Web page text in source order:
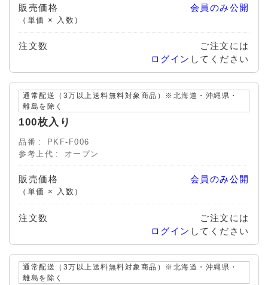
販売価格
（単価 × 入数）
会員のみ公開
注文数
ご注文には
ログイン してください
通常配送（3万以上送料無料対象商品）※北海道・沖縄県・
離島を除く
100枚入り
品番
PKF-F006
参考上代
オープン
販売価格
（単価 × 入数）
会員のみ公開
注文数
ご注文には
ログイン してください
通常配送（3万以上送料無料対象商品）※北海道・沖縄県・
離島を除く